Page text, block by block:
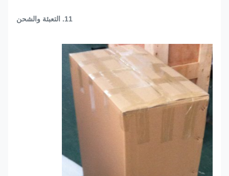
11. التعبئة والشحن